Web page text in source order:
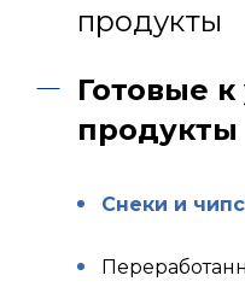
продукты
Готовые
продукты
Снеки и